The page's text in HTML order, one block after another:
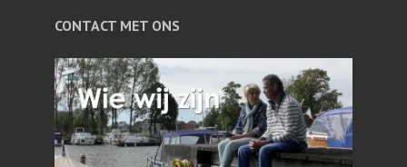
CONTACT MET ONS